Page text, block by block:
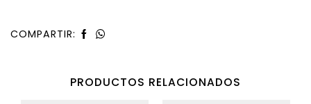
COMPARTIR:
PRODUCTOS RELACIONADOS